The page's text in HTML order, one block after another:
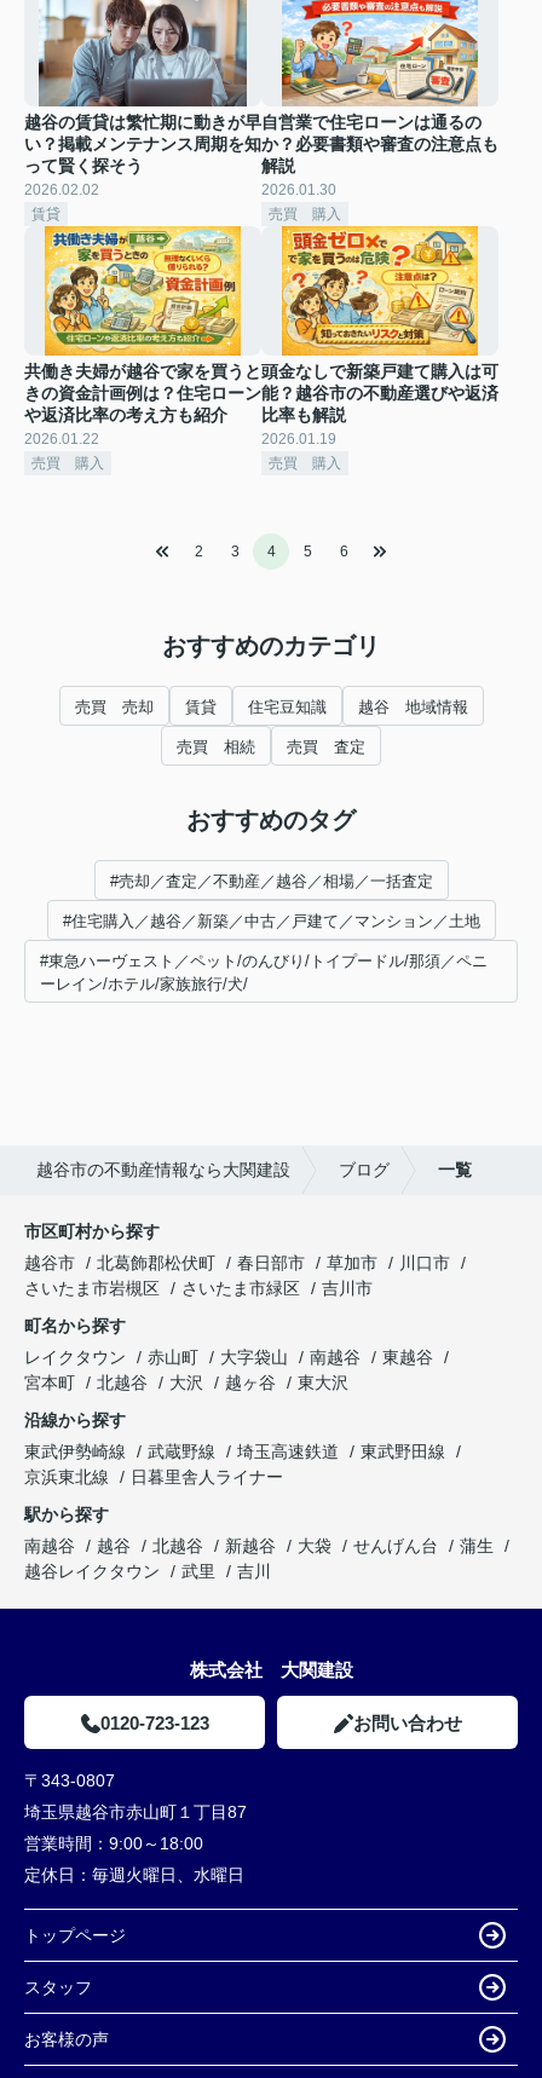
越谷の賃貸は繁忙期に動きが早
い？掲載メンテナンス周期を知
って賢く探そう
2026.02.02
賃貸
自営業で住宅ローンは通るの
か？必要書類や審査の注意点も
解説
2026.01.30
売買 購入
共働き夫婦が越谷で家を買うと
きの資金計画例は？住宅ローン
や返済比率の考え方も紹介
2026.01.22
売買 購入
頭金なしで新築戸建て購入は可
能？越谷市の不動産選びや返済
比率も解説
2026.01.19
売買 購入
2 3 4 5 6
おすすめのカテゴリ
売買 売却 賃貸 住宅豆知識 越谷 地域情報
売買 相続 売買 査定
おすすめのタグ
#売却／査定／不動産／越谷／相場／一括査定
#住宅購入／越谷／新築／中古／戸建て／マンション／土地
#東急ハーヴェスト／ペット/のんびり/トイプードル/那須／ペニ
ーレイン/ホテル/家族旅行/犬/
越谷市の不動産情報なら大関建設 ブログ 一覧
市区町村から探す
越谷市
北葛飾郡松伏町 春日部市 草加市
川口市
さいたま市岩槻区
さいたま市緑区
吉川市
町名から探す
レイクタウン
赤山町 大字袋山 南越谷
東越谷
宮本町
北越谷 大沢 越ヶ谷
東大沢
沿線から探す
東武伊勢崎線
武蔵野線 埼玉高速鉄道
東武野田線
京浜東北線
日暮里舎人ライナー
駅から探す
南越谷
越谷 北越谷 新越谷 大袋 せんげん台
蒲生
越谷レイクタウン
武里 吉川
株式会社 大関建設
0120-723-123 お問い合わせ
〒343-0807
埼玉県越谷市赤山町１丁目87
営業時間： 9:00～18:00
定休日： 毎週火曜日、水曜日
トップページ
スタッフ
お客様の声